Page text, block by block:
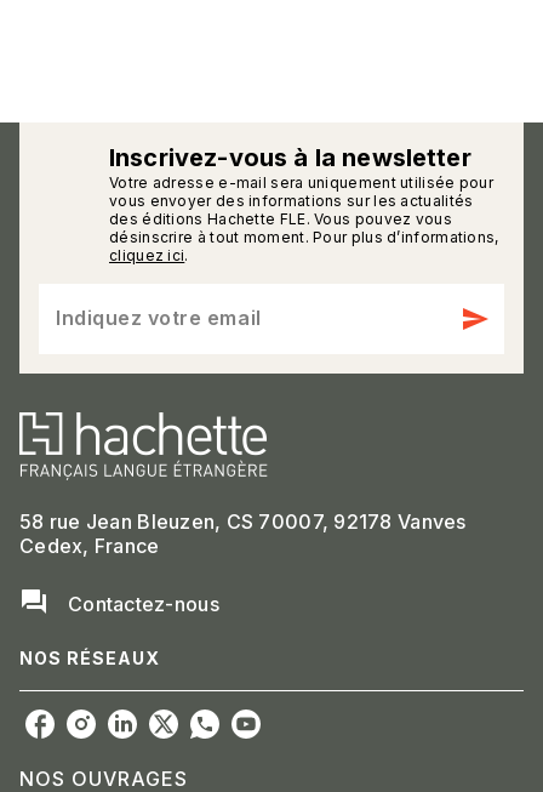
Inscrivez-vous à la newsletter
Votre adresse e-mail sera uniquement utilisée pour
vous envoyer des informations sur les actualités
des éditions Hachette FLE. Vous pouvez vous
désinscrire à tout moment. Pour plus d’informations,
cliquez ici.
Indiquez votre email send
58 rue Jean Bleuzen, CS 70007, 92178 Vanves
Cedex, France
question_answer Contactez-nous
NOS RÉSEAUX
NOS OUVRAGES